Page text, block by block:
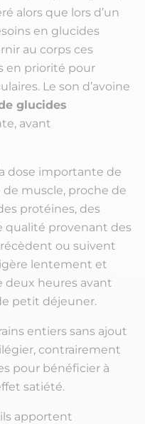
alors que lors d’un
en glucides
au corps ces
en priorité pour
Le son d’avoine
glucides
avant
dose importante de
de muscle, proche de
protéines, des
qualité provenant des
ou suivent
lentement et
deux heures avant
petit déjeuner.
entiers sans ajout
contrairement
pour bénéficier à
satiété.
apportent